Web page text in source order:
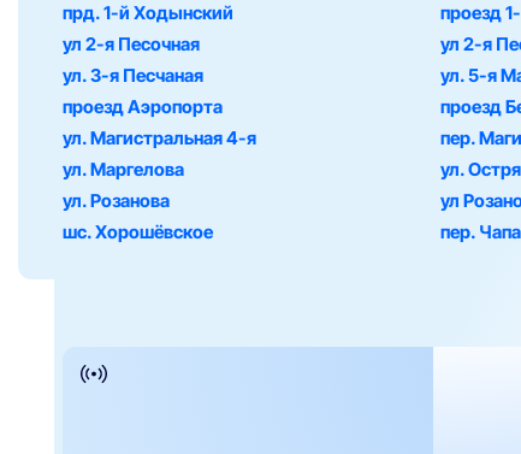
прд. 1-й Ходынский проезд
ул 2-я Песочная
ул 2-я
ул. 3-я Песчаная
ул. 5-я
проезд Аэропорта
проезд
ул. Магистральная 4-я
пер.
ул. Маргелова
ул.
ул. Розанова
ул
шс. Хорошёвское
пер.